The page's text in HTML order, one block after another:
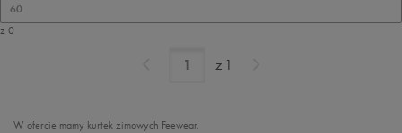
60
z 0
z 1
W ofercie mamy kurtek zimowych Feewear.